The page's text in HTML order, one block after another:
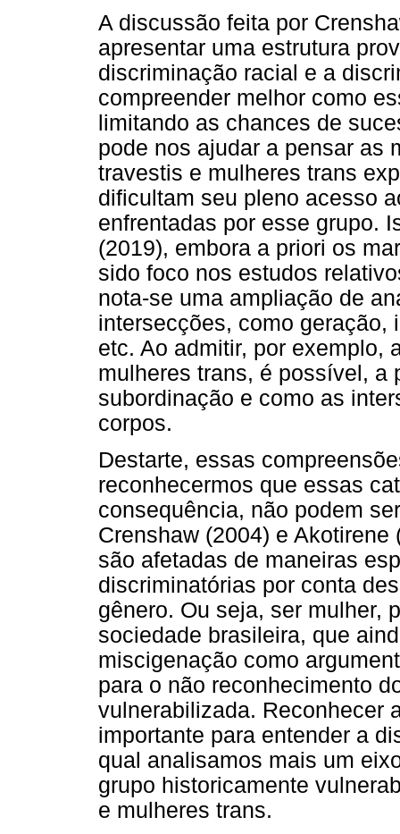
A discussão feita por
apresentar uma estrutura
discriminação racial e a
compreender melhor como
limitando as chances de
pode nos ajudar a pensar as
travestis e mulheres trans
dificultam seu pleno acesso
enfrentadas por esse grupo.
(2019), embora a priori os
sido foco nos estudos
nota-se uma ampliação de
intersecções, como geração,
etc. Ao admitir, por exemplo,
mulheres trans, é possível, a
subordinação e como as
corpos.
Destarte, essas
reconhecermos que essas
consequência, não podem
Crenshaw (2004) e
são afetadas de maneiras
discriminatórias por conta
gênero. Ou seja, ser mulher,
sociedade brasileira, que
miscigenação como
para o não reconhecimento
vulnerabilizada. Reconhecer
importante para entender a
qual analisamos mais um
grupo historicamente
e mulheres trans.